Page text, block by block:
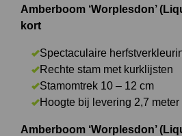
Amberboom ‘Worplesdon’
kort
Spectaculaire
Rechte stam met kurklijsten
Stamomtrek 10 – 12 cm
Hoogte bij levering 2,7 meter
Amberboom ‘Worplesdon’